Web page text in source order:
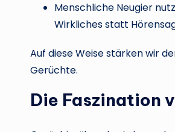
Menschliche Neugier
Wirkliches statt
Auf diese Weise stärken wir
Gerüchte.
Die Faszination